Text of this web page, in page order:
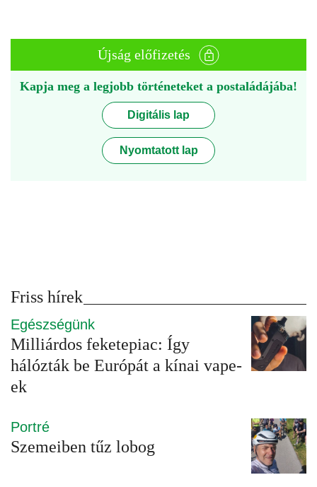
Újság előfizetés
Kapja meg a legjobb történeteket a postaládájába!
Digitális lap
Nyomtatott lap
Friss hírek
Egészségünk
Milliárdos feketepiac: Így
hálózták be Európát a kínai vape-
ek
Portré
Szemeiben tűz lobog